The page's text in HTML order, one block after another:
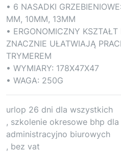
• 6 NASADKI
MM, 10MM, 13MM
• ERGONOMICZNY
ZNACZNIE UŁATWIAJĄ
TRYMEREM
• WYMIARY: 178X47X47
• WAGA: 250G
urlop 26 dni dla wszystkich
, szkolenie okresowe bhp
administracyjno biurowych
, bez vat